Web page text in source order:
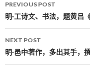
Post
PREVIOUS POST
明·工诗文、书法，题黄
NEXT POST
明·邑中著作，多出其手